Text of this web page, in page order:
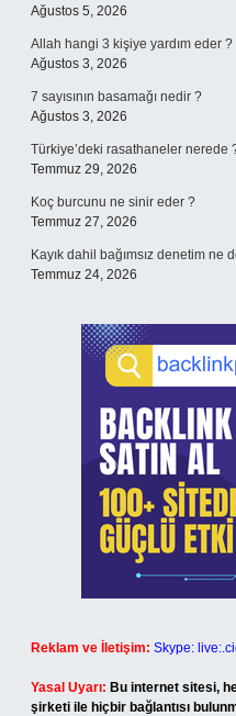
Ağustos 5, 2026
Allah hangi 3 kişiye yardım eder ?
Ağustos 3, 2026
7 sayısının basamağı nedir ?
Ağustos 3, 2026
Türkiye’deki rasathaneler nerede
Temmuz 29, 2026
Koç burcunu ne sinir eder ?
Temmuz 27, 2026
Kayık dahil bağımsız denetim ne
Temmuz 24, 2026
Reklam ve İletişim: Skype:
Yasal Uyarı: Bu internet sitesi,
şirketi ile hiçbir bağlantısı